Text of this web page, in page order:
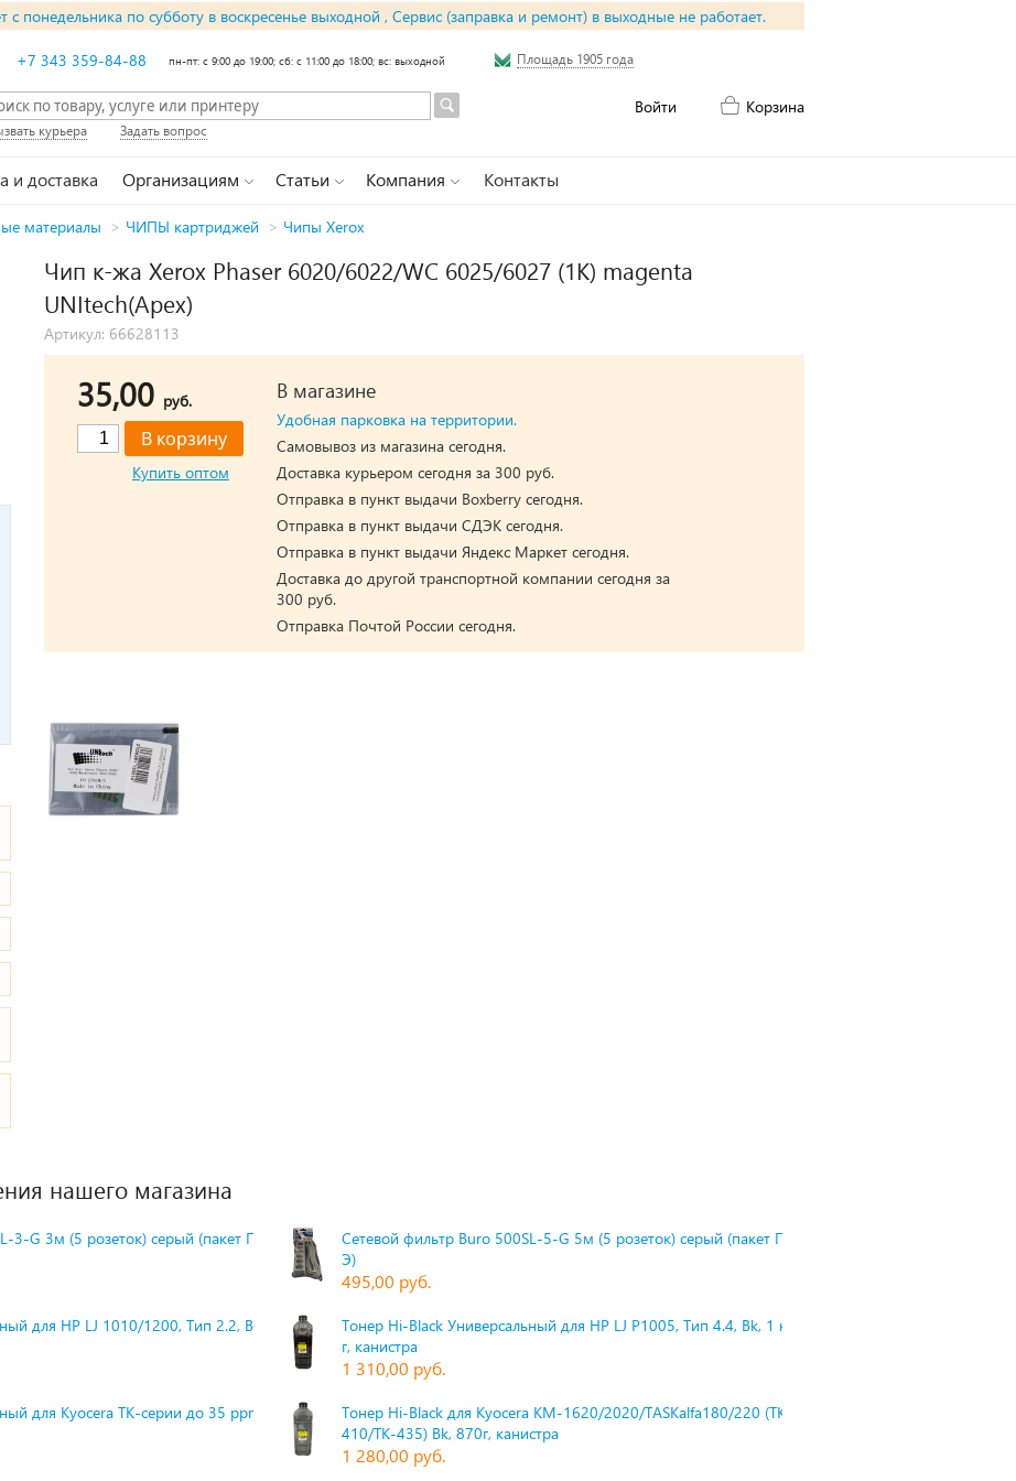
понедельника по субботу в воскресенье выходной , Сервис (заправка и ремонт) в выходные не работает.
+7 343 359-84-88 пн-пт: с 9:00 до 19:00; сб: с 11:00 до 18:00; вс: выходной Площадь 1905 года
Войти Корзина
курьера Задать вопрос
и доставка Организациям Статьи Компания Контакты
материалы > ЧИПЫ картриджей > Чипы Xerox
Чип к-жа Xerox Phaser 6020/6022/WC 6025/6027 (1К) magenta
UNItech(Apex)
Артикул: 66628113
35,00 руб.
Купить оптом
В магазине
Удобная парковка на территории.
Самовывоз из магазина сегодня.
Доставка курьером сегодня за 300 руб.
Отправка в пункт выдачи Boxberry сегодня.
Отправка в пункт выдачи СДЭК сегодня.
Отправка в пункт выдачи Яндекс Маркет сегодня.
Доставка до другой транспортной компании сегодня за
300 руб.
Отправка Почтой России сегодня.
нашего магазина
3-G 3м (5 розеток) серый (пакет П
Сетевой фильтр Buro 500SL-5-G 5м (5 розеток) серый (пакет П
Э)
495,00 руб.
для HP LJ 1010/1200, Тип 2.2, Bk,
Тонер Hi-Black Универсальный для HP LJ P1005, Тип 4.4, Bk, 1 к
г, канистра
1 310,00 руб.
для Kyocera TK-серии до 35 ppm,
Тонер Hi-Black для Kyocera KM-1620/2020/TASKalfa180/220 (TK-
410/TK-435) Bk, 870г, канистра
1 280,00 руб.